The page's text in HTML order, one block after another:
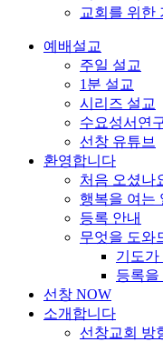
교회를 위한
예배설교
주일 설교
1분 설교
시리즈 설교
수요성서연
선창 유튜브
환영합니다
처음 오셨나
행복을 여는
등록 안내
무엇을 도와
기도가
등록을
선창 NOW
소개합니다
선창교회 방